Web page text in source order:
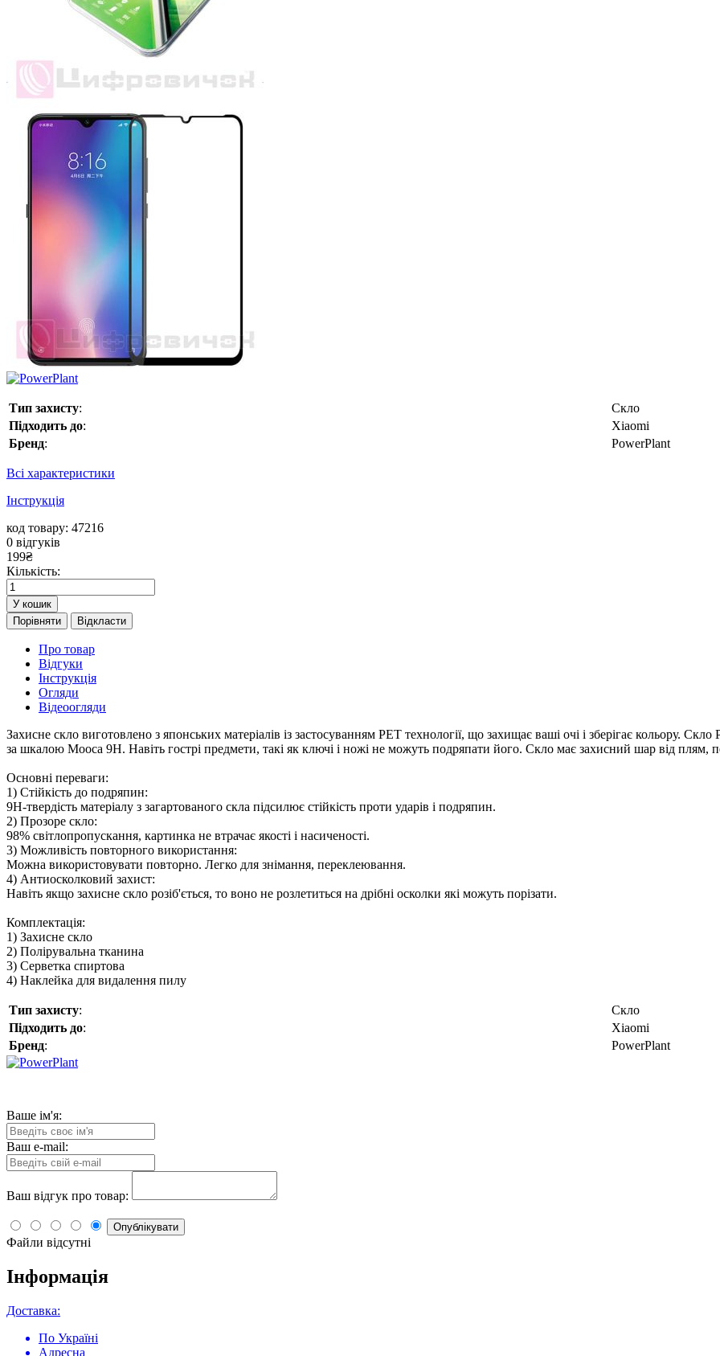
Тип захисту:
Скло
Підходить до:
Xiaomi
Бренд: PowerPlant
Всі характеристики
Інструкція
код товару: 47216
0 відгуків
199₴
Кількість:
У кошик
Порівняти
Відкласти
Про товар
Відгуки
Інструкція
Огляди
Відеоогляди
Захисне скло виготовлено з японських матеріалів із застосуванням PET технології, що захищає ваші очі і зберігає кольору.
за шкалою Мооса 9H. Навіть гострі предмети, такі як ключі і ножі не можуть подряпати його. Скло має захисний шар від плям,
Основні переваги:
1) Стійкість до подряпин:
9H-твердість матеріалу з загартованого скла підсилює стійкість проти ударів і подряпин.
2) Прозоре скло:
98% світлопропускання, картинка не втрачає якості і насиченості.
3) Можливість повторного використання:
Можна використовувати повторно. Легко для знімання, переклеювання.
4) Антиосколковий захист:
Навіть якщо захисне скло розіб'ється, то воно не розлетиться на дрібні осколки які можуть порізати.
Комплектація:
1) Захисне скло
2) Полірувальна тканина
3) Серветка спиртова
4) Наклейка для видалення пилу
Тип захисту:
Скло
Підходить до:
Xiaomi
Бренд: PowerPlant
Ваше ім'я:
Ваш e-mail:
Ваш відгук про товар:
Опублікувати
Файли відсутні
Інформація
Доставка:
По Україні
Адресна